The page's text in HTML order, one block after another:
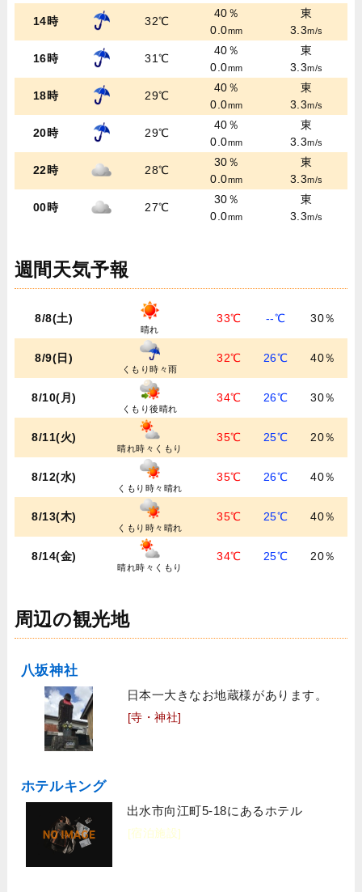
14時 32℃
40％
0.0mm
東
3.3m/s
16時 31℃
40％
0.0mm
東
3.3m/s
18時 29℃
40％
0.0mm
東
3.3m/s
20時 29℃
40％
0.0mm
東
3.3m/s
22時 28℃
30％
0.0mm
東
3.3m/s
00時 27℃
30％
0.0mm
東
3.3m/s
週間天気予報
8/8(土)
晴れ
33℃ --℃ 30％
8/9(日)
くもり時々雨
32℃ 26℃ 40％
8/10(月)
くもり後晴れ
34℃ 26℃ 30％
8/11(火)
晴れ時々くもり
35℃ 25℃ 20％
8/12(水)
くもり時々晴れ
35℃ 26℃ 40％
8/13(木)
くもり時々晴れ
35℃ 25℃ 40％
8/14(金)
晴れ時々くもり
34℃ 25℃ 20％
周辺の観光地
八坂神社
日本一大きなお地蔵様があります。
[寺・神社]
ホテルキング
出水市向江町5-18にあるホテル
[宿泊施設]